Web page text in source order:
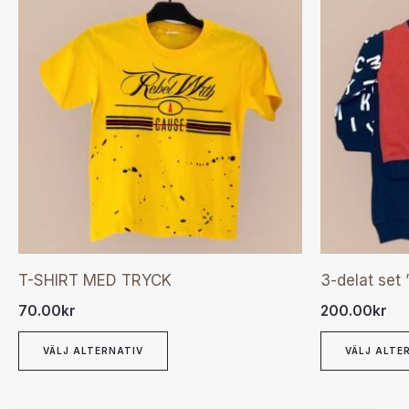
T-SHIRT MED TRYCK
70.00 kr
VÄLJ ALTERNATIV
här
produkten
har
flera
varianter.
olika
alternativen
kan
3-delat set
200.00 kr
VÄLJ